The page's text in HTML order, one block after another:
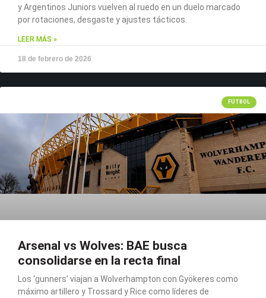
y Argentinos Juniors vuelven al ruedo en un duelo marcado
por rotaciones, desgaste y ajustes tácticos.
LEER MÁS »
18 de febrero de 2026
FÚTBOL
Arsenal vs Wolves: BAE busca
consolidarse en la recta final
Los ‘gunners’ viajan a Wolverhampton con Gyökeres como
máximo artillero y Trossard y Rice como líderes de